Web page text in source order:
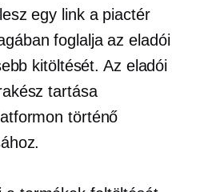
egy link a piactér
foglalja az eladói
kitöltését. Az eladói
tartása
történő